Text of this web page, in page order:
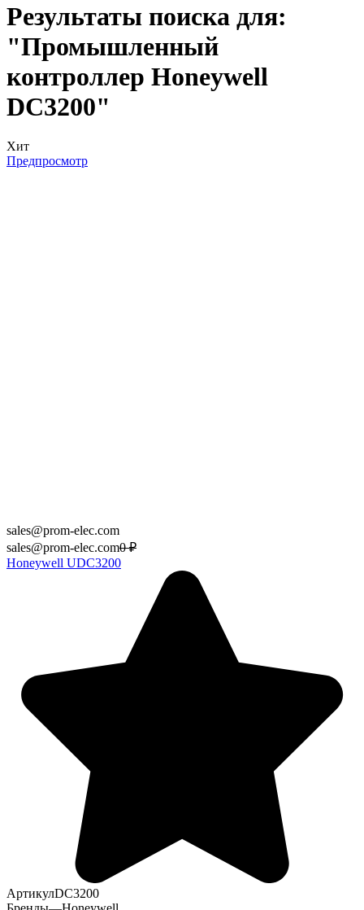
Результаты поиска для:
"Промышленный
контроллер Honeywell
DC3200"
Хит
Предпросмотр
sales@prom-elec.com
sales@prom-elec.com0 ₽
Honeywell UDC3200
АртикулDC3200